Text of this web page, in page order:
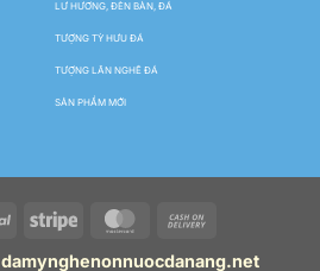
LƯ HƯƠNG, ĐÈN BÀN, ĐÁ
TƯỢNG TỲ HƯU ĐÁ
TƯỢNG LÂN NGHÊ ĐÁ
SẢN PHẨM MỚI
damynghenonnuocdanang.net